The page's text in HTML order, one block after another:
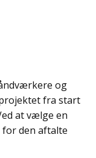
og
fra start
at vælge en
den aftalte